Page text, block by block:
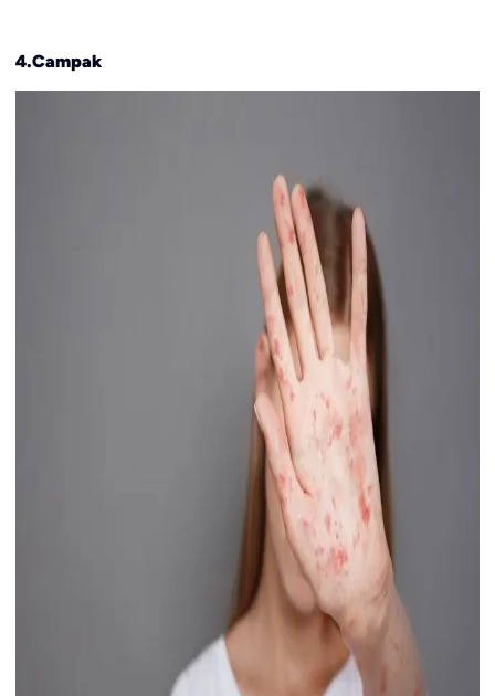
4.Campak